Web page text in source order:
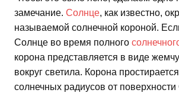
замечание. Солнце, как известно,
называемой солнечной короной.
Солнце во время полного
корона представляется в виде
вокруг светила. Корона
солнечных радиусов от